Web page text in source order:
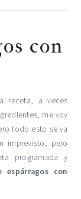
con
receta, a veces
me voy
todo esto se va
imprevisto, pero
programada y
espárragos con